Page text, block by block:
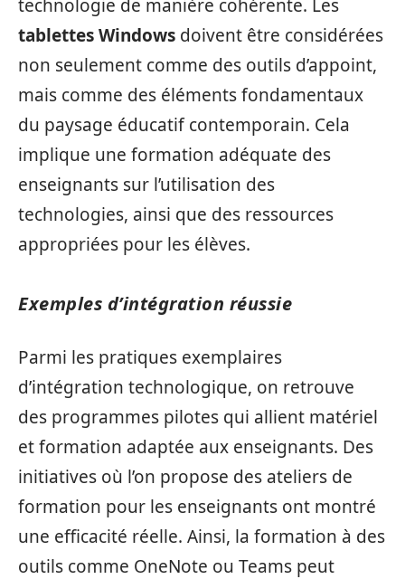
technologie de manière cohérente. Les
tablettes Windows doivent être considérées
non seulement comme des outils d’appoint,
mais comme des éléments fondamentaux
du paysage éducatif contemporain. Cela
implique une formation adéquate des
enseignants sur l’utilisation des
technologies, ainsi que des ressources
appropriées pour les élèves.
Exemples d’intégration réussie
Parmi les pratiques exemplaires
d’intégration technologique, on retrouve
des programmes pilotes qui allient matériel
et formation adaptée aux enseignants. Des
initiatives où l’on propose des ateliers de
formation pour les enseignants ont montré
une efficacité réelle. Ainsi, la formation à des
outils comme OneNote ou Teams peut